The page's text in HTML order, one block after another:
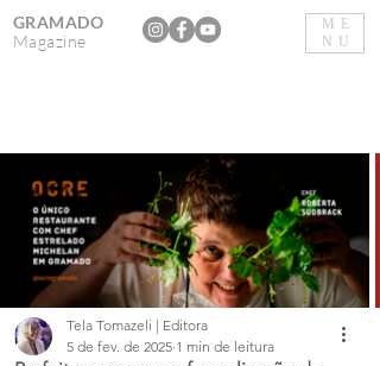
ME
NU
GRAMADO
Magazine
Tela Tomazeli | Editora
5 de fev. de 2025 1 min de leitura